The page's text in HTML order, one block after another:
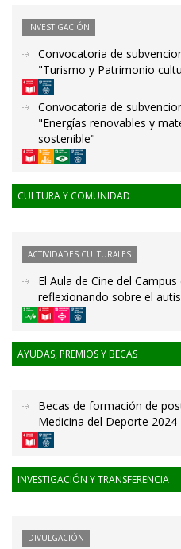
INVESTIGACIÓN
Convocatoria de
"Turismo y Patrimonio
Convocatoria de
"Energías renovables y
sostenible"
CULTURA Y COMUNIDAD
ACTIVIDADES CULTURALES
El Aula de Cine del
reflexionando sobre el
AYUDAS, PREMIOS Y BECAS
Becas de formación de
Medicina del Deporte 2024
INVESTIGACIÓN Y TRANSFERENCIA
DIVULGACIÓN